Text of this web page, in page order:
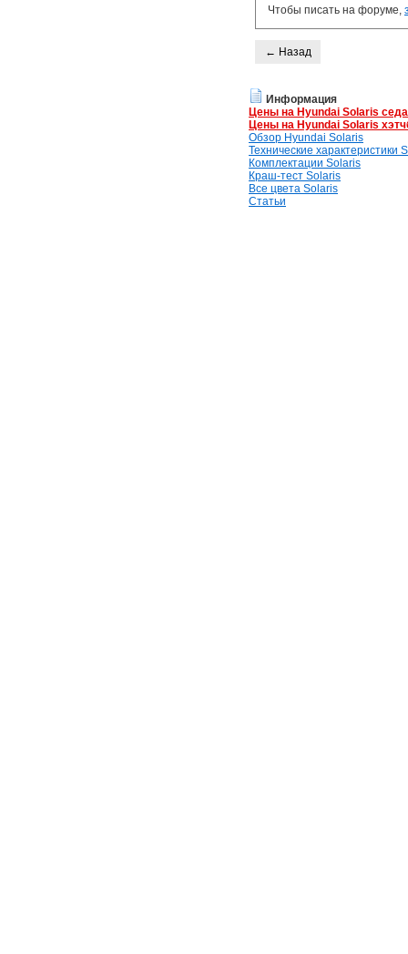
Чтобы писать на форуме,
← Назад
Информация
Цены на Hyundai Solaris
Цены на Hyundai Solaris
Обзор Hyundai Solaris
Технические характеристики
Комплектации Solaris
Краш-тест Solaris
Все цвета Solaris
Статьи